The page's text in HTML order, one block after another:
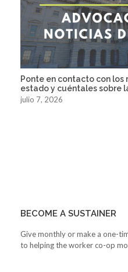
Ponte en contacto con
estado y cuéntales sobre
julio 7, 2026
BECOME A SUSTAINER
Give monthly or make a one-
to helping the worker co-op